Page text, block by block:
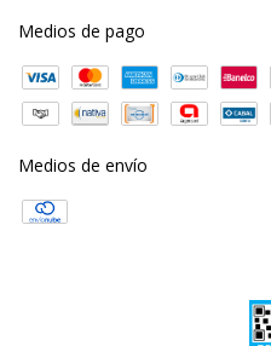
Medios de pago
Medios de envío